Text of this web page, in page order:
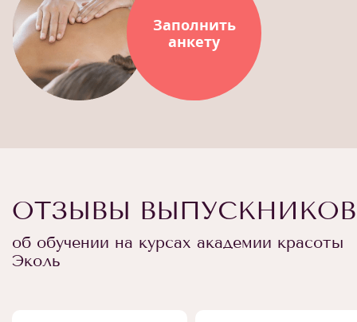
Заполнить
анкету
ОТЗЫВЫ ВЫПУСКНИКОВ
об обучении на курсах академии красоты
Эколь